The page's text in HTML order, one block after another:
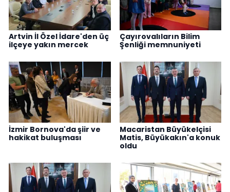
Artvin İl Özel İdare'den üç
ilçeye yakın mercek
Çayırovalıların Bilim
Şenliği memnuniyeti
İzmir Bornova'da şiir ve
hakikat buluşması
Macaristan Büyükelçisi
Matis, Büyükakın'a konuk
oldu